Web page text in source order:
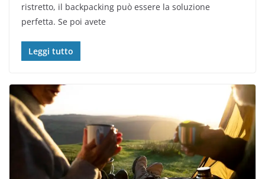
ristretto, il backpacking può essere la soluzione
perfetta. Se poi avete
Leggi tutto